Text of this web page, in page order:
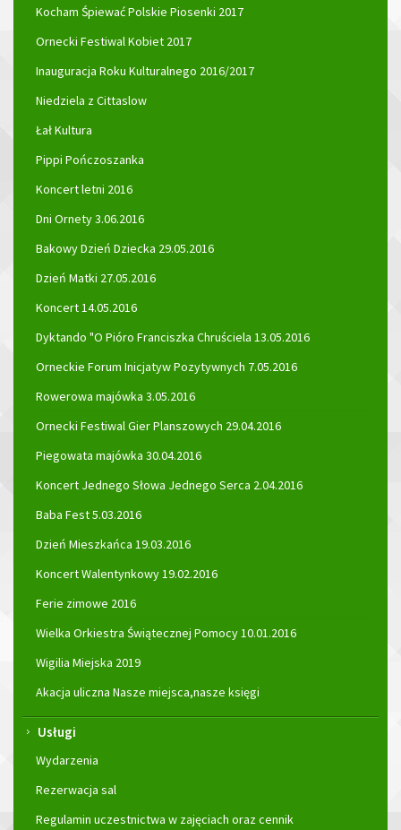
Kocham Śpiewać Polskie Piosenki 2017
Ornecki Festiwal Kobiet 2017
Inauguracja Roku Kulturalnego 2016/2017
Niedziela z Cittaslow
Łał Kultura
Pippi Pończoszanka
Koncert letni 2016
Dni Ornety 3.06.2016
Bakowy Dzień Dziecka 29.05.2016
Dzień Matki 27.05.2016
Koncert 14.05.2016
Dyktando "O Pióro Franciszka Chruściela 13.05.2016
Orneckie Forum Inicjatyw Pozytywnych 7.05.2016
Rowerowa majówka 3.05.2016
Ornecki Festiwal Gier Planszowych 29.04.2016
Piegowata majówka 30.04.2016
Koncert Jednego Słowa Jednego Serca 2.04.2016
Baba Fest 5.03.2016
Dzień Mieszkańca 19.03.2016
Koncert Walentynkowy 19.02.2016
Ferie zimowe 2016
Wielka Orkiestra Świątecznej Pomocy 10.01.2016
Wigilia Miejska 2019
Akacja uliczna Nasze miejsca,nasze księgi
Usługi
Wydarzenia
Rezerwacja sal
Regulamin uczestnictwa w zajęciach oraz cennik